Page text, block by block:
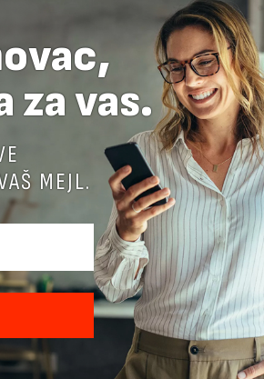
da se upoznate sapravilima komentarisanja i
i Google.Google Politika Privatnostii
za vas.
MEJL.